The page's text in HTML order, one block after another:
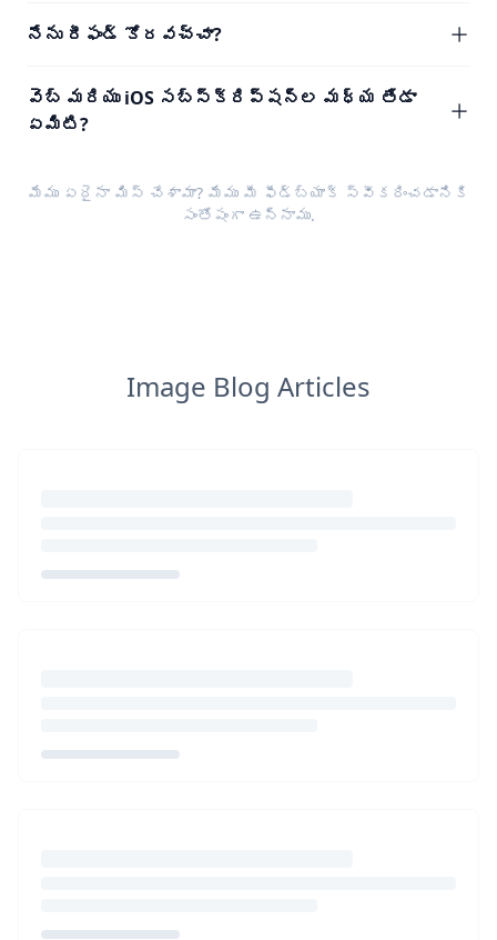
నేను రీఫండ్ కోరవచ్చా?
వెబ్ మరియు iOS సబ్‌స్క్రిప్షన్‌ల మధ్య తేడా
ఏమిటి?
మేము ఏదైనా మిస్ చేశామా? మేము మీ ఫీడ్‌బ్యాక్ స్వీకరించడానికి
సంతోషంగా ఉన్నాము.
Image Blog Articles